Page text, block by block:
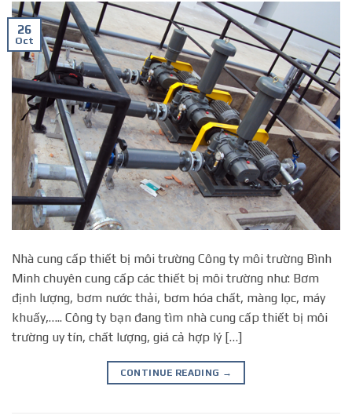
26
Oct
Nhà cung cấp thiết bị môi trường Công ty môi trường Bình
Minh chuyên cung cấp các thiết bị môi trường như: Bơm
định lượng, bơm nước thải, bơm hóa chất, màng lọc, máy
khuấy,….. Công ty bạn đang tìm nhà cung cấp thiết bị môi
trường uy tín, chất lượng, giá cả hợp lý […]
CONTINUE READING →